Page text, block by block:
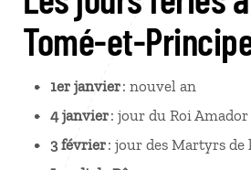
Tomé-et-
1er janvier: nouvel an
4 janvier: jour du Roi Amador
3 février: jour des Martyrs de